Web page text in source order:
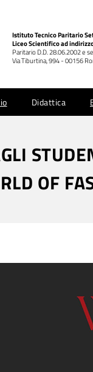
Istituto Tecnico Paritario
Liceo Scientifico ad
Paritario D.D. 28.06.2002 e
Via Tiburtina, 994 - 00156
Didattica
OF